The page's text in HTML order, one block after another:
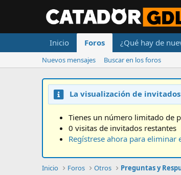
Inicio Foros ¿Qué hay de
Nuevos mensajes Buscar en los foros
La visualización de
Tienes un número limitado de
0 visitas de invitados restantes
Regístrese ahora para eliminar
Inicio Foros Otros Preguntas y